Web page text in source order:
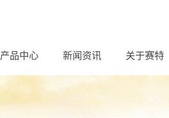
产品中心 新闻资讯 关于赛特